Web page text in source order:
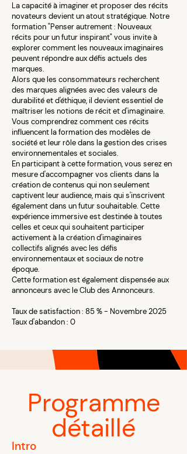
La capacité à imaginer et proposer des récits
novateurs devient un atout stratégique. Notre
formation "Penser autrement : Nouveaux
récits pour un futur inspirant" vous invite à
explorer comment les nouveaux imaginaires
peuvent répondre aux défis actuels des
marques.
Alors que les consommateurs recherchent
des marques alignées avec des valeurs de
durabilité et d'éthique, il devient essentiel de
maîtriser les notions de récit et d'imaginaire.
Vous comprendrez comment ces récits
influencent la formation des modèles de
société et leur rôle dans la gestion des crises
environnementales et sociales.
En participant à cette formation, vous serez en
mesure d'accompagner vos clients dans la
création de contenus qui non seulement
captivent leur audience, mais qui s'inscrivent
également dans un futur souhaitable. Cette
expérience immersive est destinée à toutes
celles et ceux qui souhaitent participer
activement à la création d'imaginaires
collectifs alignés avec les défis
environnementaux et sociaux de notre
époque.
Cette formation est également dispensée aux
annonceurs avec le Club des Annonceurs.
Taux de satisfaction : 85 % - Novembre 2025
Taux d'abandon : 0
Programme
détaillé
Intro